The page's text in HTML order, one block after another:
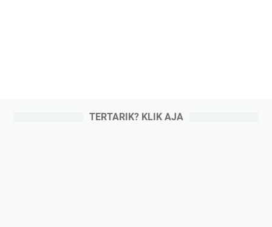
TERTARIK? KLIK AJA